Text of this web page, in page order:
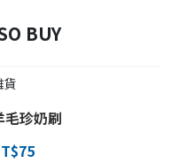
BUY
貨
毛珍奶刷